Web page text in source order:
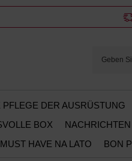
PFLEGE DER AUSRÜSTUNG
BOX NACHRICHTEN
MUST HAVE NA LATO BON